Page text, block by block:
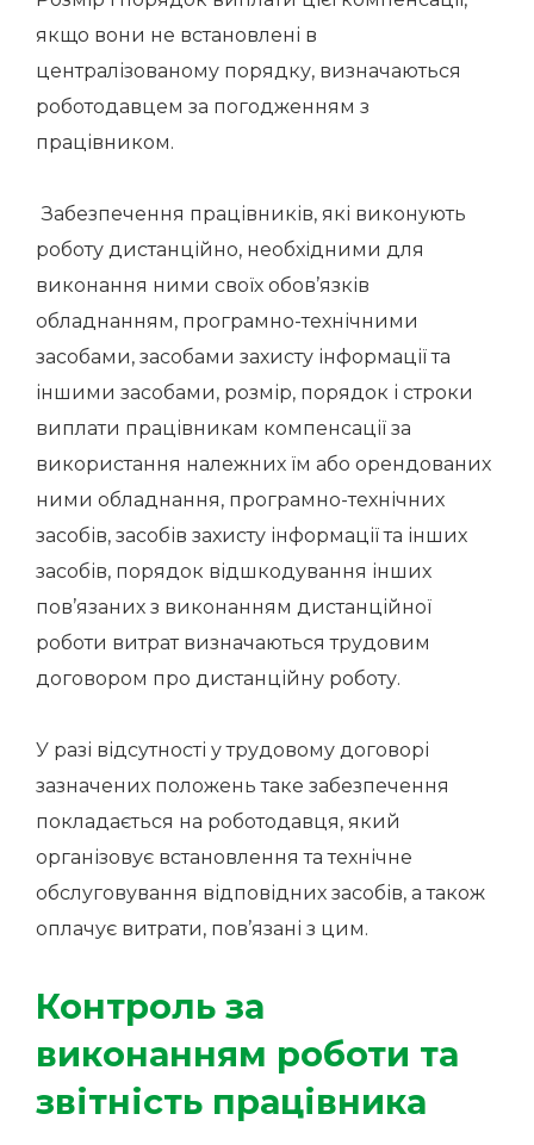
якщо вони не встановлені в
централізованому порядку, визначаються
роботодавцем за погодженням з
працівником.
Забезпечення працівників, які виконують
роботу дистанційно, необхідними для
виконання ними своїх обов’язків
обладнанням, програмно-технічними
засобами, засобами захисту інформації та
іншими засобами, розмір, порядок і строки
виплати працівникам компенсації за
використання належних їм або орендованих
ними обладнання, програмно-технічних
засобів, засобів захисту інформації та інших
засобів, порядок відшкодування інших
пов’язаних з виконанням дистанційної
роботи витрат визначаються трудовим
договором про дистанційну роботу.
У разі відсутності у трудовому договорі
зазначених положень таке забезпечення
покладається на роботодавця, який
організовує встановлення та технічне
обслуговування відповідних засобів, а також
оплачує витрати, пов’язані з цим.
Контроль за
виконанням роботи та
звітність працівника